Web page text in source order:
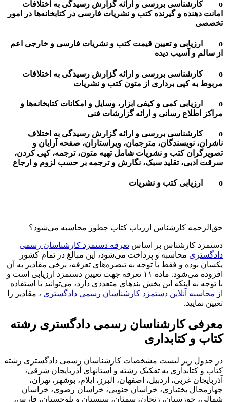
o کارشناسی بررسی و ارائه گزارش رسیدگی به اختلافات
امانت دهنده و گیرنده کتب و نشریات فارسی در کتابخانه‌‌ها‌ در امور
تخصصی
o ارزیابی و تعیین قیمت کتب و نشریات فارسی و خارجی اعم
از سالم و آسیب دیده
o کارشناسی بررسی و ارائه گزارش رسیدگی به اختلافات
مربوط به کپی برداری از متون کتب و نشریات
o ارزیابی کمی و کیفی ابزار، وسایل و امکانات کتابخانه‌‌ها‌ و
مراکز اطلاع رسانی و ارائه گزارشات فنی
o کارشناسی بررسی و ارائه گزارش رسیدگی به اختلاف
ناشران، نویسندگان، مترجمان، ویراستاران، صفحه آرایان و
تصویرگران کتب و نشریات شامل تهیه متون، ترجمه، کپی کردن،
سرقت ادبی، تقلید سبک، نگارش و ترجمه بر حسب لزوم و ارجاع
o ارزیابی کتب و نشریات
حق‌الزحمه کارشناس ارزیاب کتاب چطور محاسبه می‌شود؟
دستمزد کارشناس بر اساس تعرفه دستمزد کارشناسان رسمی
دادگستری محاسبه و پرداخت می‌شود، این مبالغ در تمام کشور
یکسان بوده و فقط با توجه به تبصره‌های تعرفه، برخی مقادیر به آن
افزوده می‌شود. ماده ۱۱ تعرفه جهت تعیین دستمزد ارزیابی است و
با توجه به اینکه این بخش بندهای متعددی دارد، می‌توانید با استفاده
از محاسبه آنلاین دستمزد کارشناسان رسمی دادگستری ، مقادیر را
تعیین نمایید.
معرفی کارشناسان رسمی دادگستری رشته
کتاب و کتابداری
در جدول زیر لیست مشخصات کارشناسان رسمی دادگستری رشته
کتاب و کتابداری به تفکیک رشته و استانهای آذربایجان شرقی،
آذربایجان غربی، اردبیل، اصفهان، البرز، ایلام، بوشهر، تهران،
چهارمحال بختیاری، خراسان جنوبی، خراسان رضوی، خراسان
شمالی، خوزستان، زنجان، سمنان، سیستان و بلوچستان، فارس،